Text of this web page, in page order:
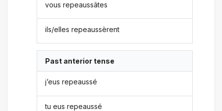
vous repeaussâtes
ils/elles repeaussèrent
Past anterior tense
j’eus repeaussé
tu eus repeaussé